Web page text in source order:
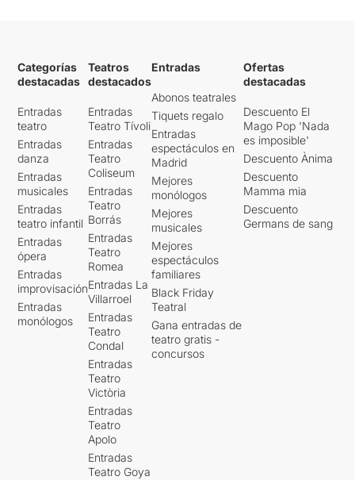
Categorías
destacadas
Entradas
teatro
Entradas
danza
Entradas
musicales
Entradas
teatro infantil
Entradas
ópera
Entradas
improvisación
Entradas
monólogos
Teatros
destacados
Entradas
Teatro Tívoli
Entradas
Teatro
Coliseum
Entradas
Teatro
Borrás
Entradas
Teatro
Romea
Entradas La
Villarroel
Entradas
Teatro
Condal
Entradas
Teatro
Victòria
Entradas
Teatro
Apolo
Entradas
Teatro Goya
Entradas
Abonos teatrales
Tiquets regalo
Entradas
espectáculos en
Madrid
Mejores
monólogos
Mejores
musicales
Mejores
espectáculos
familiares
Black Friday
Teatral
Gana entradas de
teatro gratis -
concursos
Ofertas
destacadas
Descuento El
Mago Pop 'Nada
es imposible'
Descuento Ànima
Descuento
Mamma mia
Descuento
Germans de sang